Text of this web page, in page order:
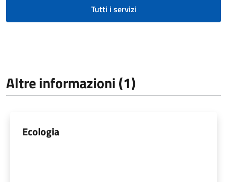
Tutti i servizi
Altre informazioni (1)
Ecologia